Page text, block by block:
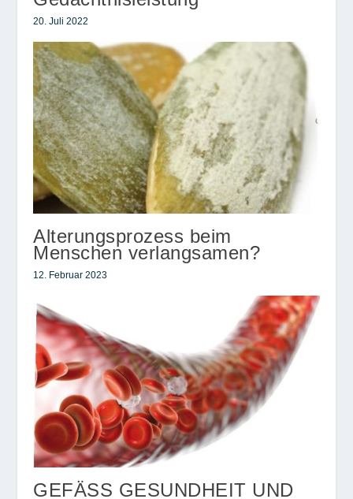
20. Juli 2022
Alterungsprozess beim
Menschen verlangsamen?
12. Februar 2023
GEFÄSS GESUNDHEIT UND